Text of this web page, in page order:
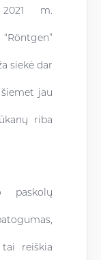
2021 m.
siekė dar
jau
riba
paskolų
reiškia